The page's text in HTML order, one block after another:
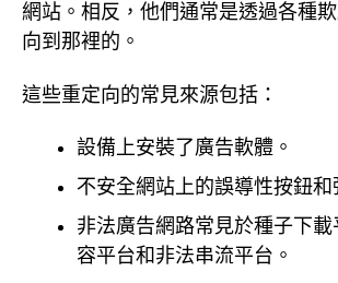
網站。相反，他們通常是透過各種
向到那裡的。
這些重定向的常見來源包括：
設備上安裝了廣告軟體。
不安全網站上的誤導性按鈕和
非法廣告網路常見於種子下
容平台和非法串流平台。